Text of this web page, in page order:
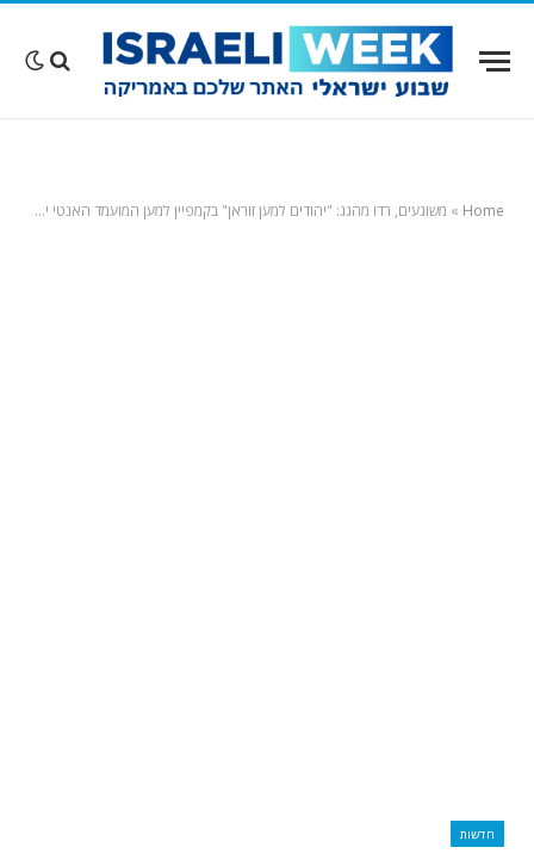
Home
» משוגעים, רדו מהגג: "יהודים למען זוראן" בקמפיין למען המועמד האנטי ישראלי לראשות עיריית ניו יורק
חדשות